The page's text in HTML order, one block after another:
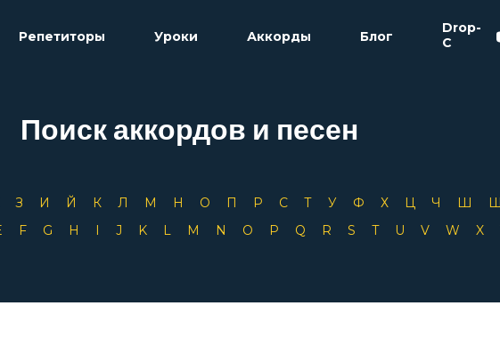
Репетиторы Уроки Аккорды Блог
Drop-
C
Поиск аккордов и песен
З И Й К Л М Н О П Р С Т У Ф Х Ц Ч Ш
F G H I J K L M N O P Q R S T U V W X